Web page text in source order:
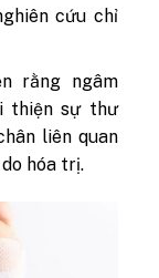
cứu chỉ
rằng ngâm
thiện sự thư
liên quan
hóa trị.